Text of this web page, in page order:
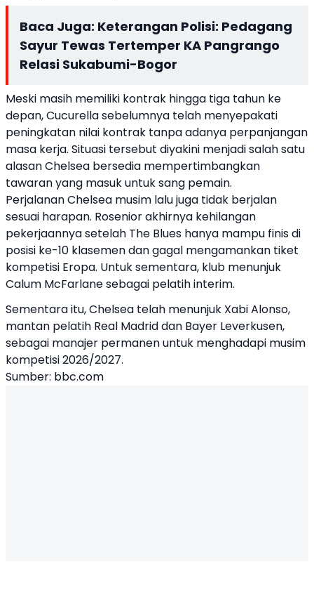
Baca Juga: Keterangan Polisi: Pedagang
Sayur Tewas Tertemper KA Pangrango
Relasi Sukabumi-Bogor
Meski masih memiliki kontrak hingga tiga tahun ke
depan, Cucurella sebelumnya telah menyepakati
peningkatan nilai kontrak tanpa adanya perpanjangan
masa kerja. Situasi tersebut diyakini menjadi salah satu
alasan Chelsea bersedia mempertimbangkan
tawaran yang masuk untuk sang pemain.
Perjalanan Chelsea musim lalu juga tidak berjalan
sesuai harapan. Rosenior akhirnya kehilangan
pekerjaannya setelah The Blues hanya mampu finis di
posisi ke-10 klasemen dan gagal mengamankan tiket
kompetisi Eropa. Untuk sementara, klub menunjuk
Calum McFarlane sebagai pelatih interim.
Sementara itu, Chelsea telah menunjuk Xabi Alonso,
mantan pelatih Real Madrid dan Bayer Leverkusen,
sebagai manajer permanen untuk menghadapi musim
kompetisi 2026/2027.
Sumber: bbc.com